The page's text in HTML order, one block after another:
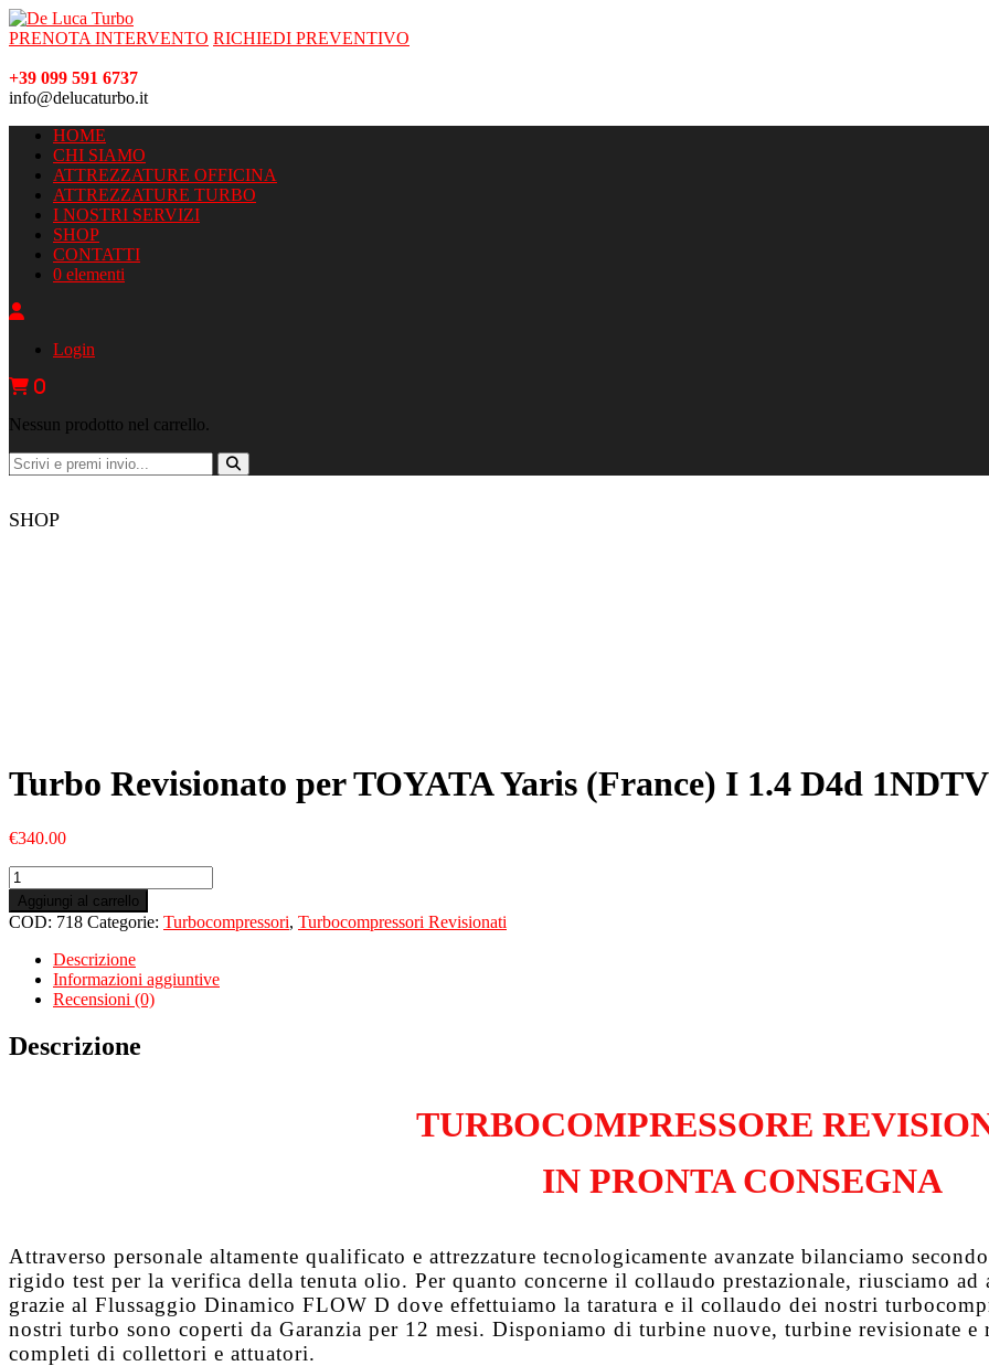
PRENOTA INTERVENTO RICHIEDI PREVENTIVO
+39 099 591 6737
info@delucaturbo.it
HOME
CHI SIAMO
ATTREZZATURE OFFICINA
ATTREZZATURE TURBO
I NOSTRI SERVIZI
SHOP
CONTATTI
0 elementi
Login
0
Nessun prodotto nel carrello.
SHOP
Turbo Revisionato per TOYATA Yaris (France) I 1.4 D4d 1NDTV
€340.00
Turbo
Revisionato
per
TOYATA
Yaris
(France)
D4d
1NDTV
Aggiungi al carrello
COD: 718 Categorie: Turbocompressori, Turbocompressori Revisionati
Descrizione
Informazioni aggiuntive
Recensioni (0)
Descrizione
TURBOCOMPRESSORE
IN PRONTA CONSEGNA
Attraverso personale altamente qualificato e attrezzature tecnologicamente avanzate bilanciamo
rigido test per la verifica della tenuta olio. Per quanto concerne il collaudo prestazionale, riusciamo
grazie al Flussaggio Dinamico FLOW D dove effettuiamo la taratura e il collaudo dei nostri
nostri turbo sono coperti da Garanzia per 12 mesi. Disponiamo di turbine nuove, turbine revisionate
completi di collettori e attuatori.